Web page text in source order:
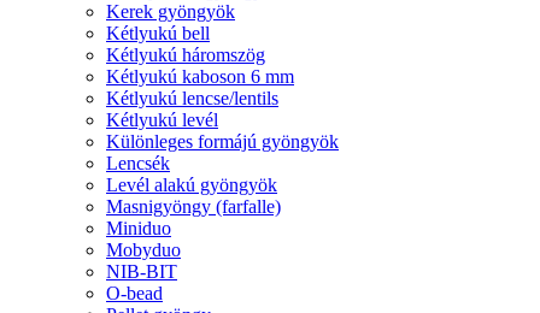
Kerek gyöngyök
Kétlyukú bell
Kétlyukú háromszög
Kétlyukú kaboson 6 mm
Kétlyukú lencse/lentils
Kétlyukú levél
Különleges formájú gyöngyök
Lencsék
Levél alakú gyöngyök
Masnigyöngy (farfalle)
Miniduo
Mobyduo
NIB-BIT
O-bead